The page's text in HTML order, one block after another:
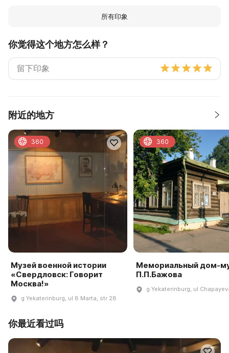
所有印象
你觉得这个地方怎么样？
附近的地方
Музей военной истории
«Свердловск: Говорит
Москва!»
g Yekaterinburg, ul 8 Marta, str 28
360
Мемориальный дом-
П.П.Бажова
g Yekaterinburg, ul
360
你最近看过吗